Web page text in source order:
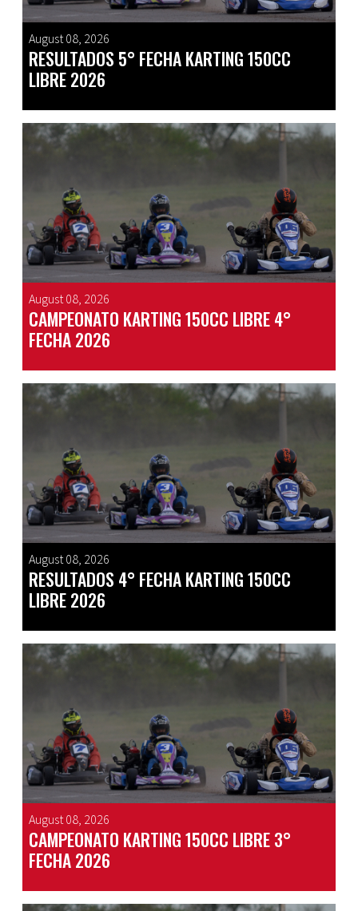
August 08, 2026
RESULTADOS 5° FECHA KARTING 150CC
LIBRE 2026
August 08, 2026
CAMPEONATO KARTING 150CC LIBRE 4°
FECHA 2026
August 08, 2026
RESULTADOS 4° FECHA KARTING 150CC
LIBRE 2026
August 08, 2026
CAMPEONATO KARTING 150CC LIBRE 3°
FECHA 2026